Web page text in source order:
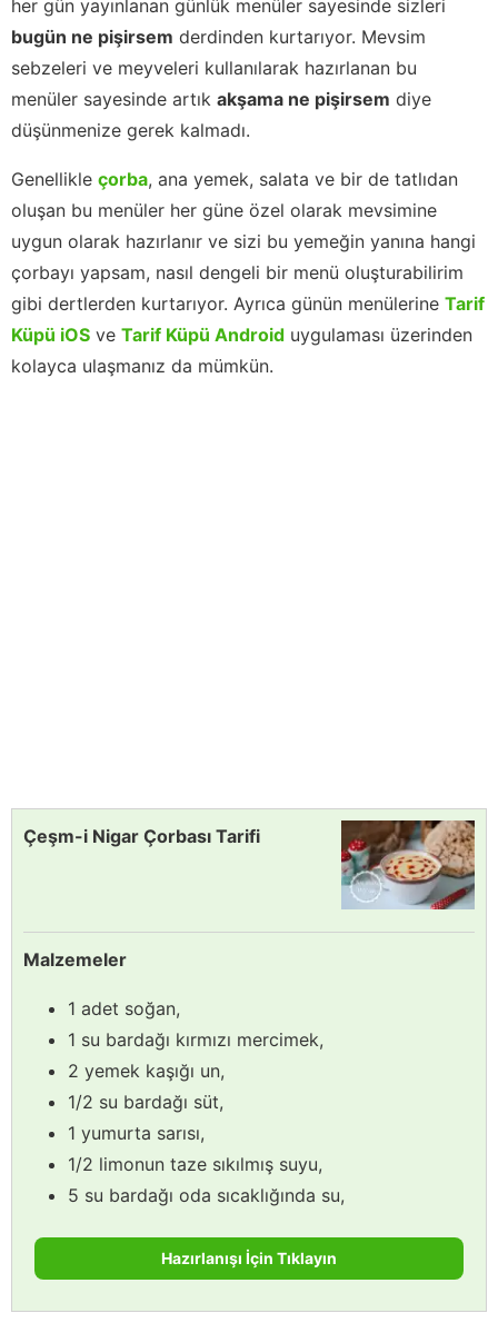
her gün yayınlanan günlük menüler sayesinde sizleri
bugün ne pişirsem derdinden kurtarıyor. Mevsim
sebzeleri ve meyveleri kullanılarak hazırlanan bu
menüler sayesinde artık akşama ne pişirsem diye
düşünmenize gerek kalmadı.
Genellikle çorba, ana yemek, salata ve bir de tatlıdan
oluşan bu menüler her güne özel olarak mevsimine
uygun olarak hazırlanır ve sizi bu yemeğin yanına hangi
çorbayı yapsam, nasıl dengeli bir menü oluşturabilirim
gibi dertlerden kurtarıyor. Ayrıca günün menülerine Tarif
Küpü iOS ve Tarif Küpü Android uygulaması üzerinden
kolayca ulaşmanız da mümkün.
Çeşm-i Nigar Çorbası Tarifi
Malzemeler
1 adet soğan,
1 su bardağı kırmızı mercimek,
2 yemek kaşığı un,
1/2 su bardağı süt,
1 yumurta sarısı,
1/2 limonun taze sıkılmış suyu,
5 su bardağı oda sıcaklığında su,
Hazırlanışı İçin Tıklayın